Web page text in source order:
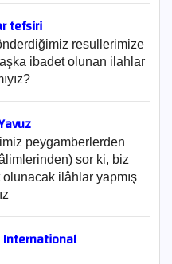
tefsiri
resullerimize
ibadet olunan ilahlar
peygamberlerden
sor ki, biz
ilâhlar yapmış
International